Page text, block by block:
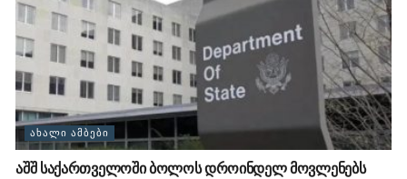
ᲐᲮᲐᲚᲘ ᲐᲛᲑᲔᲑᲘ
აშშ საქართველოში ბოლოს დროინდელ მოვლენებს